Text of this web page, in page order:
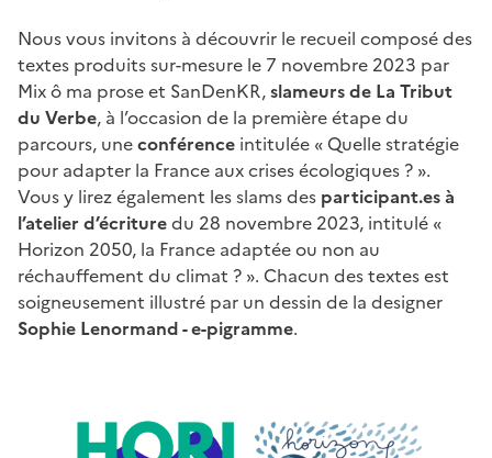
Nous vous invitons à découvrir le recueil composé des
textes produits sur-mesure le 7 novembre 2023 par
Mix ô ma prose et SanDenKR,slameurs de La Tribut
du Verbe, à l’occasion de la première étape du
parcours, uneconférence intitulée « Quelle stratégie
pour adapter la France aux crises écologiques ? ».
Vous y lirez également les slams des participant.es à
l’atelier d’écrituredu 28 novembre 2023, intitulé «
Horizon 2050, la France adaptée ou non au
réchauffement du climat ? ». Chacun des textes est
soigneusement illustré par un dessin de la designer
Sophie Lenormand - e-pigramme.